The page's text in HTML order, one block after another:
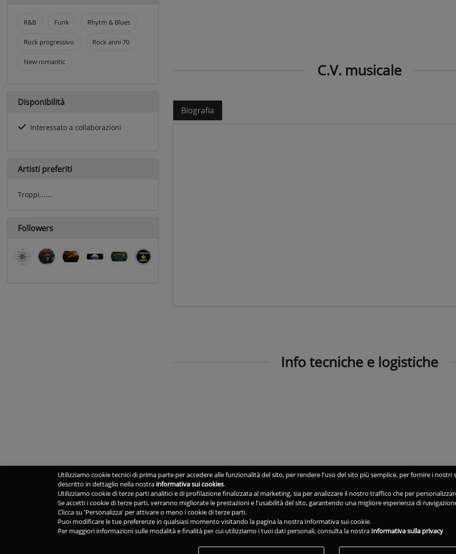
R&B Funk Rhytm & Blues
Rock progressivo Rock anni 70
New romantic
Disponibilità
Interessato a collaborazioni
Artisti preferiti
Troppi.......
Followers
C.V. musicale
Biografia
Info tecniche e logistiche
Utilizziamo cookie tecnici di prima parte per accedere alle funzionalità del sito, per rendere l'uso del sito più semplice, per fornire i
descritto in dettaglio nella nostra informativa sui cookies.
Utilizziamo cookie di terze parti analitici e di profilazione finalizzata al marketing, sia per analizzare il nostro traffico che per
Se accetti i cookie di terze parti, verranno migliorate le prestazioni e l'usabilità del sito, garantendo una migliore esperienza di
Clicca su 'Personalizza' per attivare o meno i cookie di terze parti.
Puoi modificare le tue preferenze in qualsiasi momento visitando la pagina la nostra Informativa sui cookie.
Per maggiori informazioni sulle modalità e finalità per cui utilizziamo i tuoi dati personali, consulta la nostra Informativa sulla privacy